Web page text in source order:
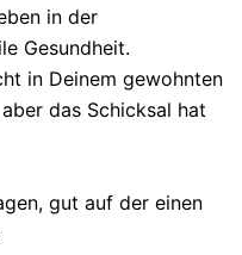
in der
Gesundheit.
in Deinem gewohnten
das Schicksal hat
gut auf der einen